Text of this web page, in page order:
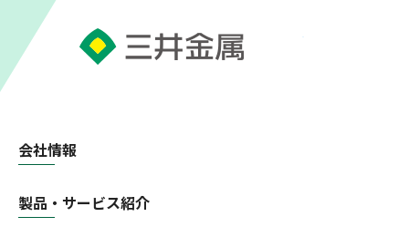
会社情報
製品・サービス紹介